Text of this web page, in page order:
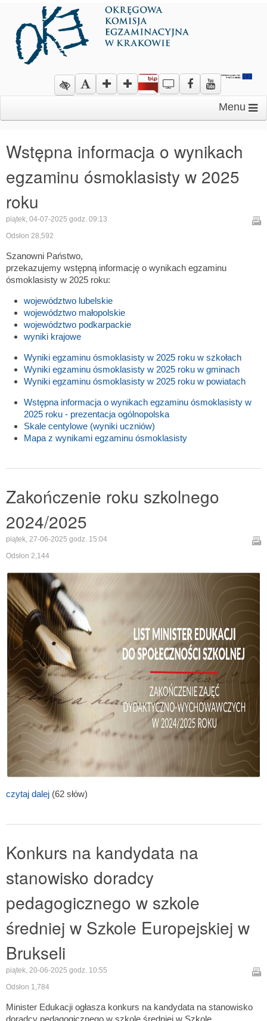
Menu
Wstępna informacja o wynikach
egzaminu ósmoklasisty w 2025
roku
piątek, 04-07-2025 godz. 09:13
Odsłon 28,592
Szanowni Państwo,
przekazujemy wstępną informację o wynikach egzaminu
ósmoklasisty w 2025 roku:
województwo lubelskie
województwo małopolskie
województwo podkarpackie
wyniki krajowe
Wyniki egzaminu ósmoklasisty w 2025 roku w szkołach
Wyniki egzaminu ósmoklasisty w 2025 roku w gminach
Wyniki egzaminu ósmoklasisty w 2025 roku w powiatach
Wstępna informacja o wynikach egzaminu ósmoklasisty w
2025 roku - prezentacja ogólnopolska
Skale centylowe (wyniki uczniów)
Mapa z wynikami egzaminu ósmoklasisty
Zakończenie roku szkolnego
2024/2025
piątek, 27-06-2025 godz. 15:04
Odsłon 2,144
czytaj dalej (62 słów)
Konkurs na kandydata na
stanowisko doradcy
pedagogicznego w szkole
średniej w Szkole Europejskiej w
Brukseli
piątek, 20-06-2025 godz. 10:55
Odsłon 1,784
Minister Edukacji ogłasza konkurs na kandydata na stanowisko
doradcy pedagogicznego w szkole średniej w Szkole